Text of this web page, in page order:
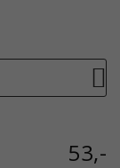
53,-